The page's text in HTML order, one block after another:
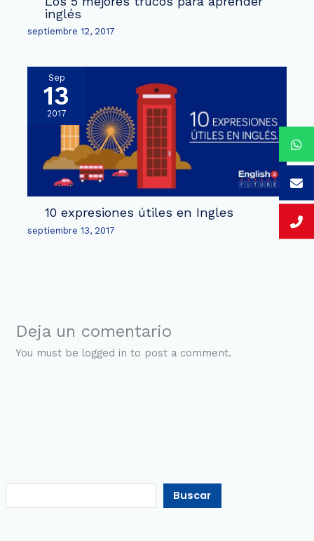
inglés
septiembre 12, 2017
Sep
13
2017
10 expresiones útiles en Ingles
septiembre 13, 2017
Deja un comentario
You must be logged in to post a comment.
Buscar